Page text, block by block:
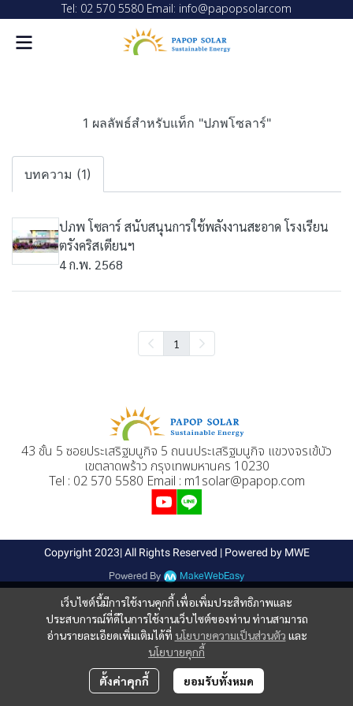
Tel: 02 570 5580 Email: info@papopsolar.com
1 ผลลัพธ์สำหรับแท็ก "ปภพโซลาร์"
บทความ (1)
ปภพ โซลาร์ สนับสนุนการใช้พลังงานสะอาด โรงเรียน
ตรังคริสเตียนฯ
4 ก.พ. 2568
1
เว็บไซต์นี้มีการใช้งานคุกกี้ เพื่อเพิ่มประสิทธิภาพและ
ประสบการณ์ที่ดีในการใช้งานเว็บไซต์ของท่าน ท่านสามารถ
อ่านรายละเอียดเพิ่มเติมได้ที่ นโยบายความเป็นส่วนตัว และ
นโยบายคุกกี้
ตั้งค่าคุกกี้ ยอมรับทั้งหมด
43 ชั้น 5 ซอยประเสริฐมนูกิจ 5 ถนนประเสริฐมนูกิจ แขวงจรเข้บัว
เขตลาดพร้าว กรุงเทพมหานคร 10230
Tel : 02 570 5580 Email : m1solar@papop.com
Copyright 2023| All Rights Reserved | Powered by MWE
Powered By MakeWebEasy